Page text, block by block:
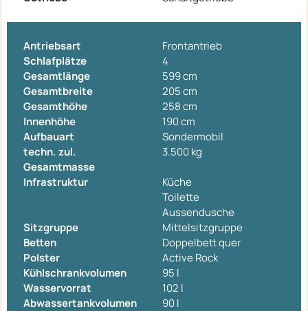
Antriebsart
Frontantrieb
Schlafplätze
4
Gesamtlänge
599 cm
Gesamtbreite
205 cm
Gesamthöhe
258 cm
Innenhöhe
190 cm
Aufbauart
Sondermobil
techn. zul.
Gesamtmasse
3.500 kg
Infrastruktur
Küche
Toilette
Aussendusche
Sitzgruppe
Mittelsitzgruppe
Betten
Doppelbett quer
Polster
Active Rock
Kühlschrankvolumen
95 l
Wasservorrat
102 l
Abwassertankvolumen
90 l